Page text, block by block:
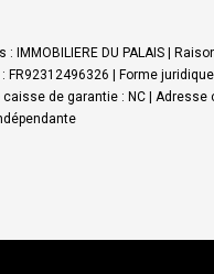
DU PALAIS |
| Forme
de garantie : NC |